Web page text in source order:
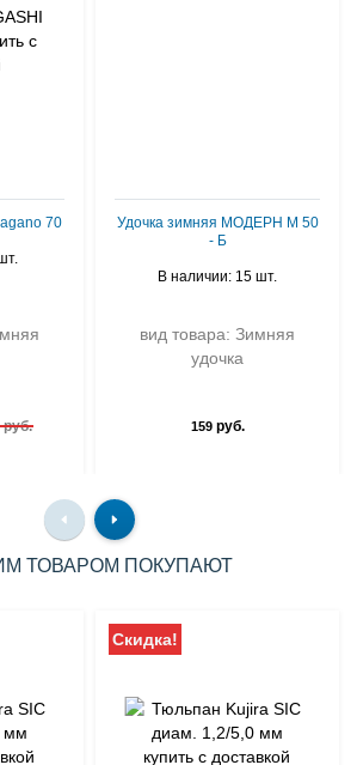
70
руб.
Удочка зимняя МОДЕРН М 50
- Б
В наличии: 15 шт.
вид товара: Зимняя
удочка
159руб.
ТОВАРОМ ПОКУПАЮТ
Скидка!